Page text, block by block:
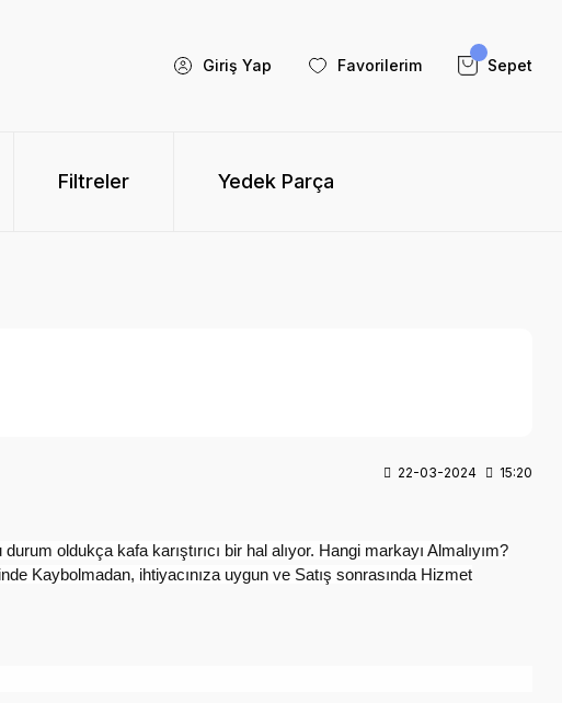
Giriş Yap Favorilerim Sepet
Filtreler Yedek Parça
22-03-2024 15:20
oldukça kafa karıştırıcı bir hal alıyor. Hangi markayı Almalıyım?
Kaybolmadan, ihtiyacınıza uygun ve Satış sonrasında Hizmet